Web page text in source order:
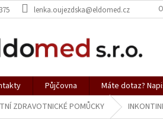
lenka.oujezdska@eldomed.cz
Půjčovna Máte dotaz?
ZDRAVOTNICKÉ POMŮCKY